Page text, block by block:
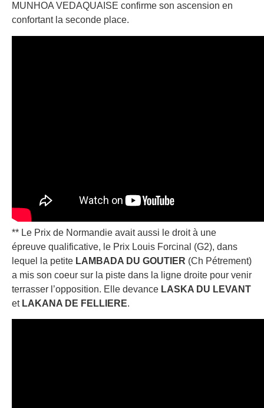
MUNHOA VEDAQUAISE confirme son ascension en
confortant la seconde place.
** Le Prix de Normandie avait aussi le droit à une
épreuve qualificative, le Prix Louis Forcinal (G2), dans
lequel la petite LAMBADA DU GOUTIER (Ch Pétrement)
a mis son coeur sur la piste dans la ligne droite pour venir
terrasser l’opposition. Elle devance LASKA DU LEVANT
et LAKANA DE FELLIERE.